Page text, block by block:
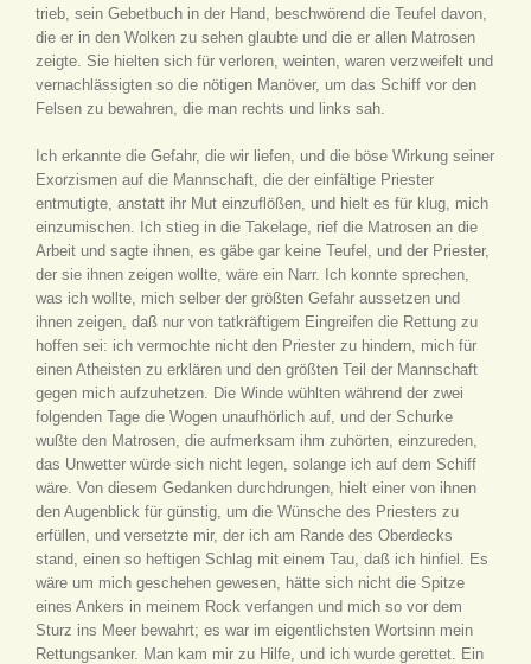
trieb, sein Gebetbuch in der Hand, beschwörend die Teufel davon,
die er in den Wolken zu sehen glaubte und die er allen Matrosen
zeigte. Sie hielten sich für verloren, weinten, waren verzweifelt und
vernachlässigten so die nötigen Manöver, um das Schiff vor den
Felsen zu bewahren, die man rechts und links sah.
Ich erkannte die Gefahr, die wir liefen, und die böse Wirkung seiner
Exorzismen auf die Mannschaft, die der einfältige Priester
entmutigte, anstatt ihr Mut einzuflößen, und hielt es für klug, mich
einzumischen. Ich stieg in die Takelage, rief die Matrosen an die
Arbeit und sagte ihnen, es gäbe gar keine Teufel, und der Priester,
der sie ihnen zeigen wollte, wäre ein Narr. Ich konnte sprechen,
was ich wollte, mich selber der größten Gefahr aussetzen und
ihnen zeigen, daß nur von tatkräftigem Eingreifen die Rettung zu
hoffen sei: ich vermochte nicht den Priester zu hindern, mich für
einen Atheisten zu erklären und den größten Teil der Mannschaft
gegen mich aufzuhetzen. Die Winde wühlten während der zwei
folgenden Tage die Wogen unaufhörlich auf, und der Schurke
wußte den Matrosen, die aufmerksam ihm zuhörten, einzureden,
das Unwetter würde sich nicht legen, solange ich auf dem Schiff
wäre. Von diesem Gedanken durchdrungen, hielt einer von ihnen
den Augenblick für günstig, um die Wünsche des Priesters zu
erfüllen, und versetzte mir, der ich am Rande des Oberdecks
stand, einen so heftigen Schlag mit einem Tau, daß ich hinfiel. Es
wäre um mich geschehen gewesen, hätte sich nicht die Spitze
eines Ankers in meinem Rock verfangen und mich so vor dem
Sturz ins Meer bewahrt; es war im eigentlichsten Wortsinn mein
Rettungsanker. Man kam mir zu Hilfe, und ich wurde gerettet. Ein